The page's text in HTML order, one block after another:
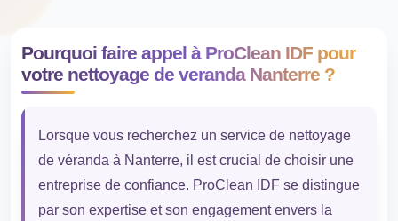
Pourquoi faire appel à ProClean IDF pour
votre nettoyage de veranda Nanterre ?
Lorsque vous recherchez un service de nettoyage
de véranda à Nanterre, il est crucial de choisir une
entreprise de confiance. ProClean IDF se distingue
par son expertise et son engagement envers la